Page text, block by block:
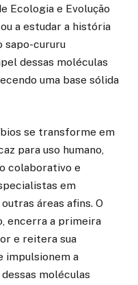
Ecologia e Evolução
a estudar a história
sapo-cururu
dessas moléculas
uma base sólida
se transforme em
para uso humano,
colaborativo e
em
áreas afins. O
encerra a primeira
e reitera sua
impulsionem a
moléculas